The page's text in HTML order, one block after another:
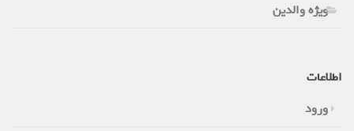
ویژه والدین
اطلاعات
ورود